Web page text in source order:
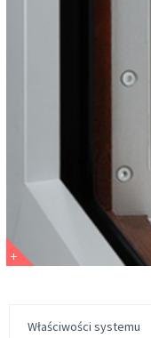
Właściwości systemu